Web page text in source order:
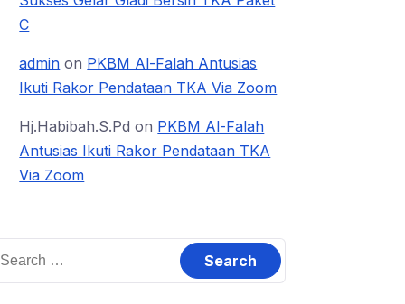
C
admin on PKBM Al-Falah Antusias
Ikuti Rakor Pendataan TKA Via Zoom
Hj.Habibah.S.Pd on PKBM Al-Falah
Antusias Ikuti Rakor Pendataan TKA
Via Zoom